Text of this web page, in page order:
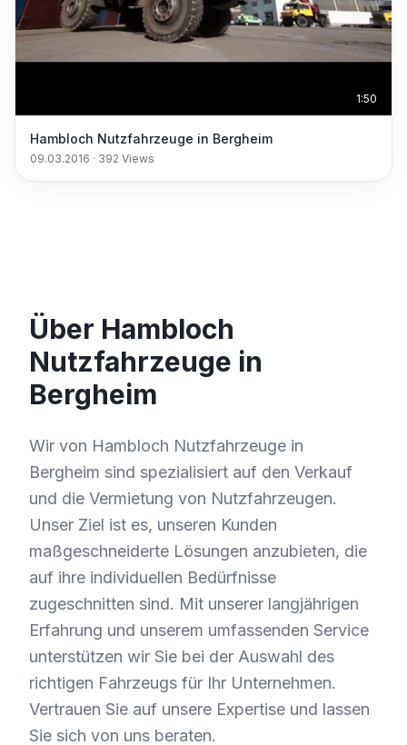
1:50
Hambloch Nutzfahrzeuge in Bergheim
09.03.2016 · 392 Views
Über Hambloch
Nutzfahrzeuge in
Bergheim
Wir von Hambloch Nutzfahrzeuge in
Bergheim sind spezialisiert auf den Verkauf
und die Vermietung von Nutzfahrzeugen.
Unser Ziel ist es, unseren Kunden
maßgeschneiderte Lösungen anzubieten, die
auf ihre individuellen Bedürfnisse
zugeschnitten sind. Mit unserer langjährigen
Erfahrung und unserem umfassenden Service
unterstützen wir Sie bei der Auswahl des
richtigen Fahrzeugs für Ihr Unternehmen.
Vertrauen Sie auf unsere Expertise und lassen
Sie sich von uns beraten.